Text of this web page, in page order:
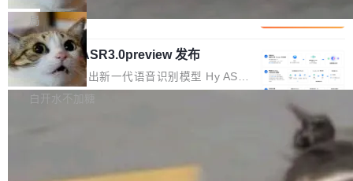
在语法层面完成文本定位，难以触及代码的语义
内涵与结构关联，导致开发者使用代码智能体在
理解大规模代码仓时面临显著"代码仓理解"瓶
颈。 代码仓深度理解服务（以下简称" CodeBas
e深度理解服务"）是华为云码道（CodeA...
调整期间，部门三次通知全员将数据从A集群迁
移到B集群，王某都回复了"收到"。 他没有迁移
数据。2024年9月3日下午4点，他使用此前登录
的账号密码进入A集群，输入了一条被程序员圈
称为"删库跑路"的命令——最高管理员权限、无
1%，成本降 30%
它们有一个共同的问题：太吃显存了。月之暗面
的 Kimi K 系列和智谱的 GLM 都是长上下文、M
oE 架构的大模型，好用到让人上瘾，但 GPU 显
存永远不够用。 Cloudflare 的 Workers AI 团队
一直在跑这些模型的推理。他们在官方博客上发
整性保护。效果是：吞吐量提升 41%，每 token
局
腾讯混元 Hy ASR3.0preview 发布
腾讯混元正式推出新一代语音识别模型 Hy ASR
3.0preview。基于最新一代大语言模型 Hy3 的
让语音识别不再只是听清，而是真正听懂。通过
白开水不加糖